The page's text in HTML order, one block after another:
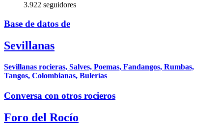
3.922 seguidores
Base de datos de
Sevillanas
Sevillanas rocieras, Salves, Poemas, Fandangos, Rumbas,
Tangos, Colombianas, Bulerías
Conversa con otros rocieros
Foro del Rocío